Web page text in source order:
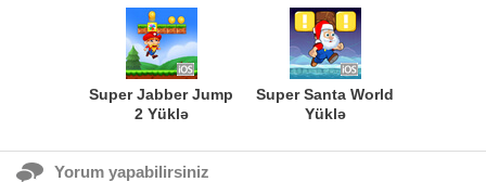
Super Jabber Jump
2 Yüklə
Super Santa World
Yüklə
Yorum yapabilirsiniz